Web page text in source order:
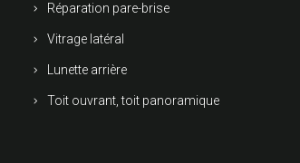
Réparation pare-brise
Vitrage latéral
Lunette arrière
Toit ouvrant, toit panoramique